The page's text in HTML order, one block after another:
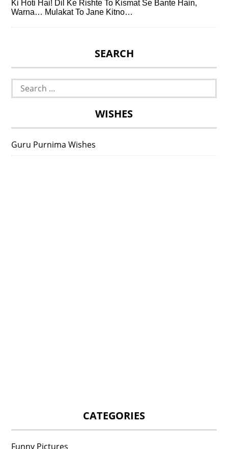
Ki Hoti Hai! Dil Ke Rishte To Kismat Se Bante Hain,
Warna… Mulakat To Jane Kitno…
SEARCH
Search
for:
WISHES
Guru Purnima Wishes
CATEGORIES
Funny Pictures